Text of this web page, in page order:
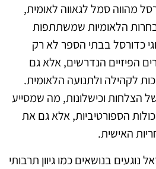
מהווה סמל לגאווה לאומית,
הלאומיות שמשתתפות
כדורסל בבתי הספר לא רק
הפיזיים הנדרשים, אלא גם
לקהילה ולתנועה הלאומית.
הצלחות וכישלונות, מה שמסייע
הספורטיביות, אלא גם את
האישית.
נוגעים בנושאים כמו גיוון תרבותי